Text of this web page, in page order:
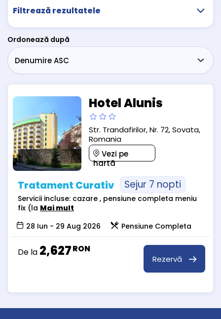
Filtrează rezultatele
Ordonează după
Hotel Alunis
Str. Trandafirilor, Nr. 72, Sovata,
Romania
Vezi pe
hartă
Tratament Curativ Sejur 7 nopti
Servicii incluse: cazare , pensiune completa meniu
fix (la Mai mult
28 Iun - 29 Aug 2026
Pensiune Completa
De la 2,627RON
Rezervă